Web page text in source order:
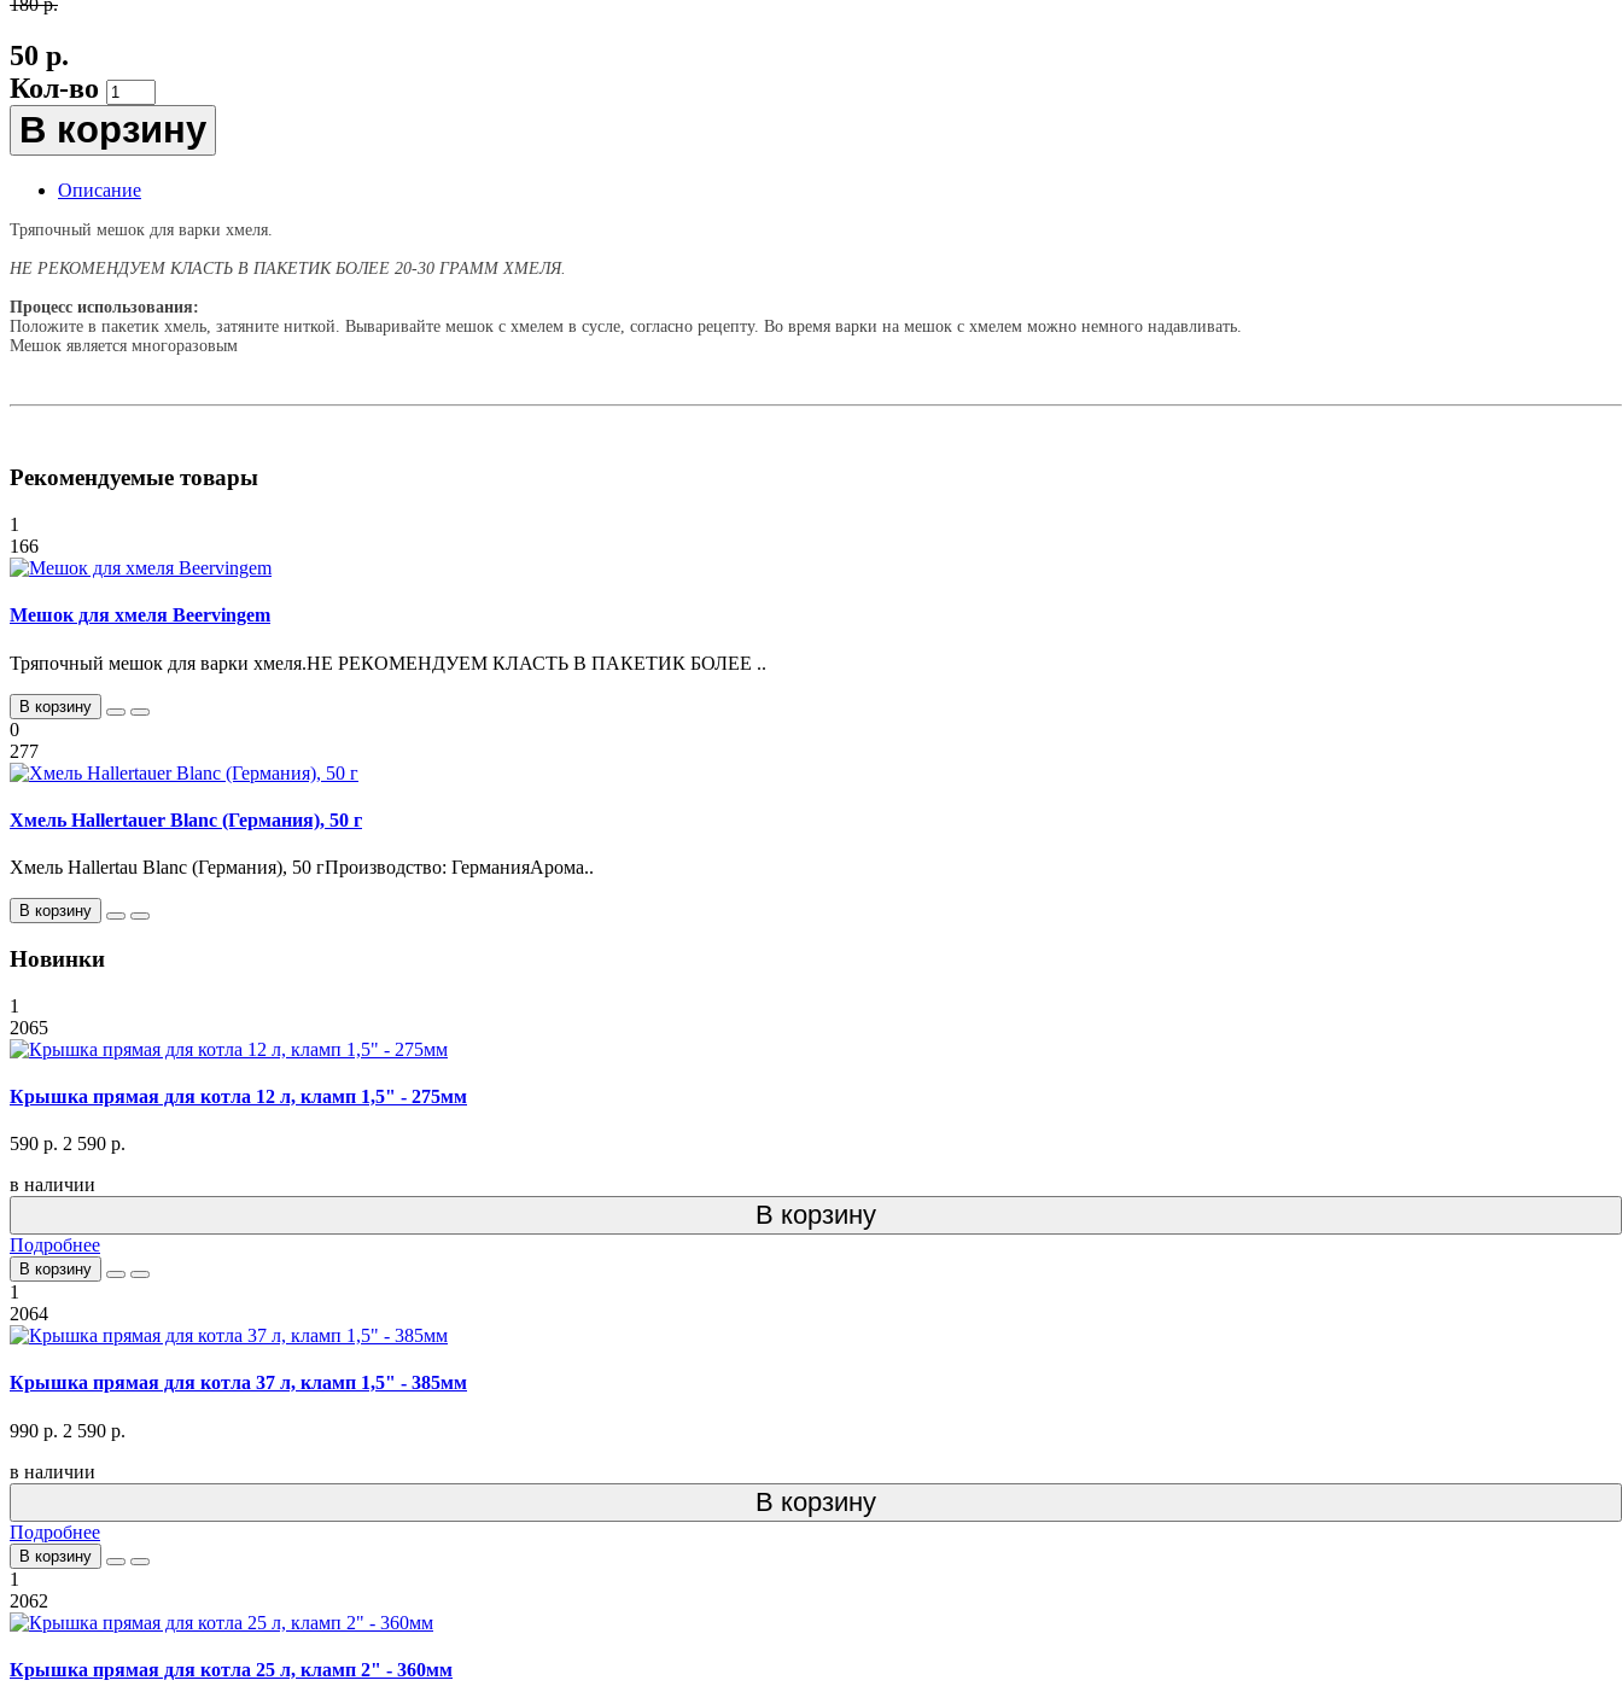
180 р.
50 р.
Кол-во
В корзину
Описание
Тряпочный мешок для варки хмеля.
НЕ РЕКОМЕНДУЕМ КЛАСТЬ В ПАКЕТИК БОЛЕЕ 20-30 ГРАММ ХМЕЛЯ.
Процесс использования:
Положите в пакетик хмель, затяните ниткой. Вываривайте мешок с хмелем в сусле, согласно рецепту. Во время варки на мешок с хмелем можно немного надавливать.
Мешок является многоразовым
Рекомендуемые товары
1
166
Мешок для хмеля Beervingem
Тряпочный мешок для варки хмеля.НЕ РЕКОМЕНДУЕМ КЛАСТЬ В ПАКЕТИК БОЛЕЕ ..
В корзину
0
277
Хмель Hallertauer Blanc (Германия), 50 г
Хмель Hallertau Blanc (Германия), 50 гПроизводство: ГерманияАрома..
В корзину
Новинки
1
2065
Крышка прямая для котла 12 л, кламп 1,5" - 275мм
590 р. 2 590 р.
в наличии
В корзину
Подробнее
В корзину
1
2064
Крышка прямая для котла 37 л, кламп 1,5" - 385мм
990 р. 2 590 р.
в наличии
В корзину
Подробнее
В корзину
1
2062
Крышка прямая для котла 25 л, кламп 2" - 360мм